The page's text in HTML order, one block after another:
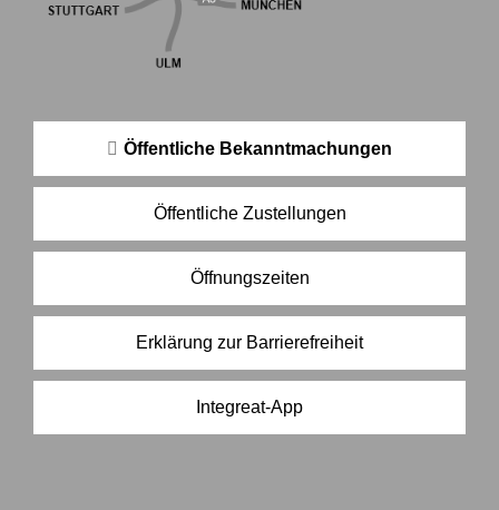
Öffentliche Bekanntmachungen
Öffentliche Zustellungen
Öffnungszeiten
Erklärung zur Barrierefreiheit
Integreat-App